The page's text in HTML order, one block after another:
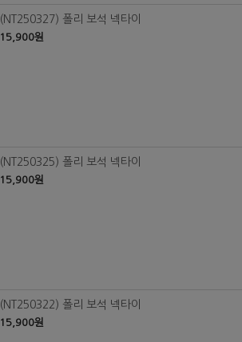
(NT250327) 폴리 보석 넥타이
15,900원
(NT250325) 폴리 보석 넥타이
15,900원
(NT250322) 폴리 보석 넥타이
15,900원